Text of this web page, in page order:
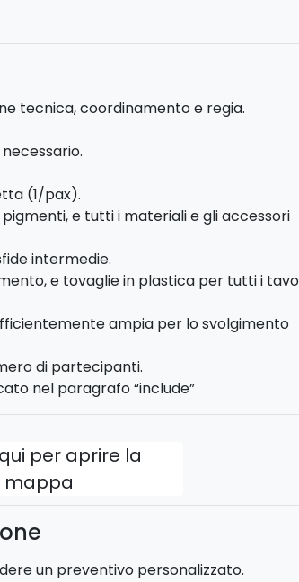
una tela su cui dovranno lavorare per
il proprio capolavoro!
di avere accesso a materiali
e gratificante.
un’unica opera d’arte collettiva in
un dipinto celebre in tutto il mondo,
di ciascuno, e producete uno
progettata per valorizzare illavoro di
un preventivo personalizzato.
tecnica, coordinamento e regia.
(1/pax).
e tutti i materiali e gli accessori
intermedie.
e tovaglie in plastica per tutti i
ampia per lo svolgimento
di partecipanti.
nel paragrafo “include”
per aprire la
mappa
un preventivo personalizzato.